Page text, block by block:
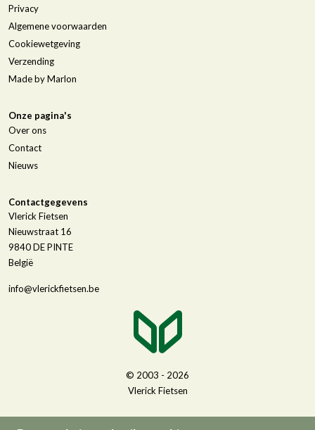
Privacy
Algemene voorwaarden
Cookiewetgeving
Verzending
Made by Marlon
Onze pagina's
Over ons
Contact
Nieuws
Contactgegevens
Vlerick Fietsen
Nieuwstraat 16
9840DE PINTE
België
info@vlerickfietsen.be
© 2003 - 2026
Vlerick Fietsen